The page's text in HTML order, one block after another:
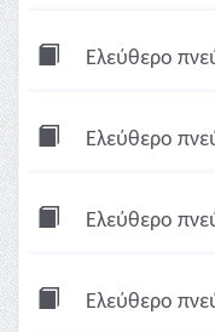
Ελεύθερο
Ελεύθερο
Ελεύθερο
Ελεύθερο